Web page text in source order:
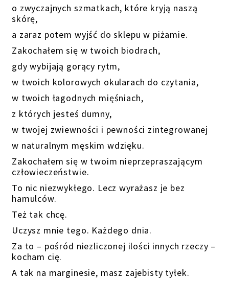
o zwyczajnych szmatkach, które kryją naszą
skórę,
a zaraz potem wyjść do sklepu w piżamie.
Zakochałem się w twoich biodrach,
gdy wybijają gorący rytm,
w twoich kolorowych okularach do czytania,
w twoich łagodnych mięśniach,
z których jesteś dumny,
w twojej zwiewności i pewności zintegrowanej
w naturalnym męskim wdzięku.
Zakochałem się w twoim nieprzepraszającym
człowieczeństwie.
To nic niezwykłego. Lecz wyrażasz je bez
hamulców.
Też tak chcę.
Uczysz mnie tego. Każdego dnia.
Za to – pośród niezliczonej ilości innych rzeczy –
kocham cię.
A tak na marginesie, masz zajebisty tyłek.